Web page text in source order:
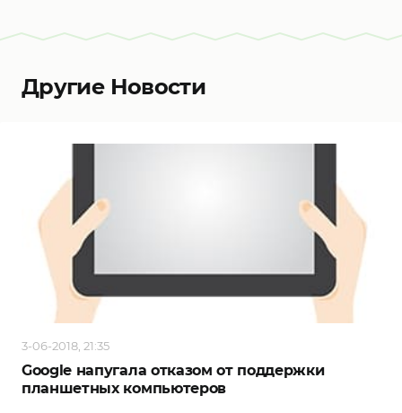
Другие Новости
3-06-2018, 21:35
Google напугала отказом от поддержки
планшетных компьютеров